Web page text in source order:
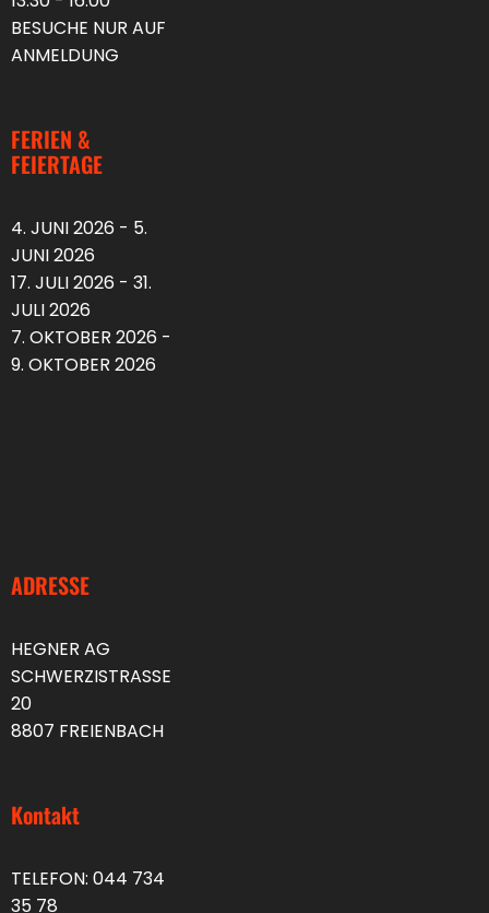
BESUCHE NUR AUF
ANMELDUNG
FERIEN &
FEIERTAGE
4. JUNI 2026 - 5.
JUNI 2026
17. JULI 2026 - 31.
JULI 2026
7. OKTOBER 2026 -
9. OKTOBER 2026
ADRESSE
HEGNER AG
SCHWERZISTRASSE
20
8807 FREIENBACH
Kontakt
TELEFON: 044 734
35 78